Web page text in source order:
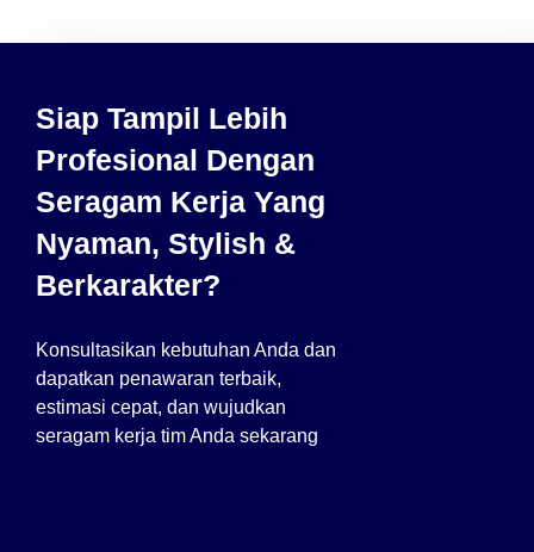
Siap Tampil Lebih
Profesional Dengan
Seragam Kerja Yang
Nyaman, Stylish &
Berkarakter?
Konsultasikan kebutuhan Anda dan
dapatkan penawaran terbaik,
estimasi cepat, dan wujudkan
seragam kerja tim Anda sekarang